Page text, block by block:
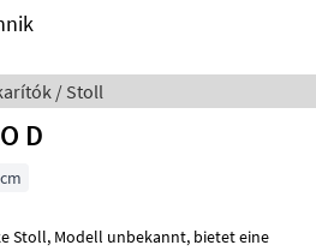
/ Stoll
D
bietet eine